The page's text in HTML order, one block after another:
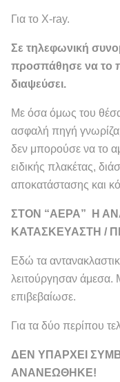
Για το X-ray.
Σε τηλεφωνική
προσπάθησε να το
διαψεύσει.
Με όσα όμως του
ασφαλή πηγή
δεν μπορούσε να το
ειδικής πλακέτας,
αποκατάστασης και
ΣΤΟΝ “ΑΕΡΑ” Η
ΚΑΤΑΣΚΕΥΑΣΤΗ /
Εδώ τα
λειτούργησαν άμεσα.
επιβεβαίωσε.
Για τα δύο περίπου
ΔΕΝ ΥΠΑΡΧΕΙ
ΑΝΑΝΕΩΘΗΚΕ!